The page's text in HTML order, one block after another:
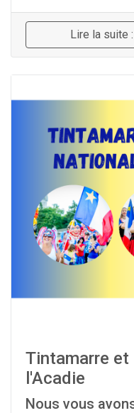
Lire la suite
Tintamarre et
l'Acadie
Nous vous